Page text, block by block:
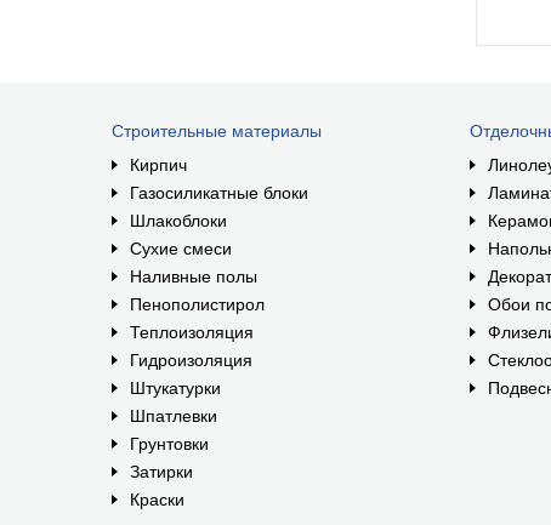
Строительные материалы
Кирпич
Газосиликатные блоки
Шлакоблоки
Сухие смеси
Наливные полы
Пенополистирол
Теплоизоляция
Гидроизоляция
Штукатурки
Шпатлевки
Грунтовки
Затирки
Краски
Обои